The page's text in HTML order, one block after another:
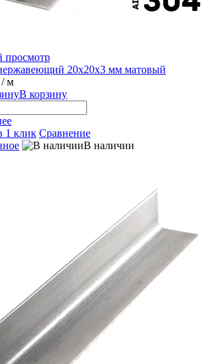
просмотр
20х20х3 мм матовый
/ м
В корзину
1 клик Сравнение
В наличии